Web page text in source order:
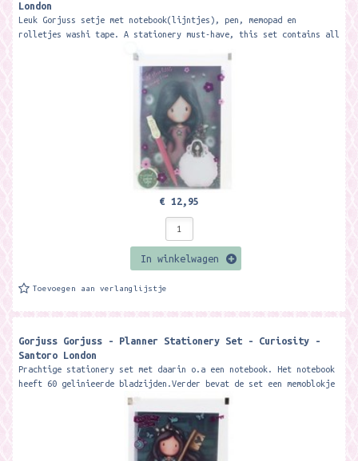
London
Leuk Gorjuss setje met notebook(lijntjes), pen, memopad en
rolletjes washi tape. A stationery must-have, this set contains all
€ 12,95
In winkelwagen
Toevoegen aan verlanglijstje
Gorjuss Gorjuss - Planner Stationery Set - Curiosity -
Santoro London
Prachtige stationery set met daarin o.a een notebook. Het notebook
heeft 60 gelinieerde bladzijden.Verder bevat de set een memoblokje